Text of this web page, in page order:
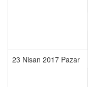
23 Nisan 2017 Pazar